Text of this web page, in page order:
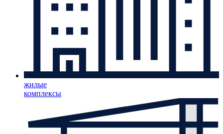
жилые
комплексы